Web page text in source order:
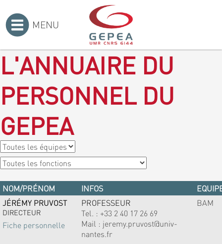
MENU
L'ANNUAIRE DU
PERSONNEL DU
GEPEA
NOM/PRÉNOM INFOS
JÉRÉMY PRUVOST
DIRECTEUR
Fiche personnelle
PROFESSEUR
Tel. : +33 2 40 17 26 69
Mail : jeremy.pruvost@univ-
nantes.fr
BAM